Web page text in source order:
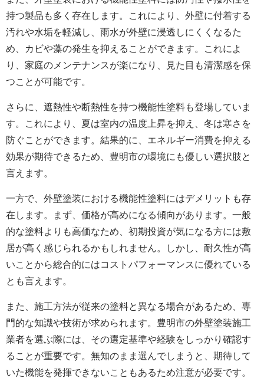
持つ製品も多く存在します。これにより、外壁に付着する
汚れや水垢を軽減し、雨水が外壁に浸透しにくくなるた
め、カビや藻の発生を抑えることができます。これによ
り、家庭のメンテナンスが楽になり、見た目も清潔感を保
つことが可能です。
さらに、遮熱性や断熱性を持つ機能性塗料も登場していま
す。これにより、夏は室内の温度上昇を抑え、冬は寒さを
防ぐことができます。結果的に、エネルギー消費を抑える
効果が期待できるため、豊明市の環境にも優しい選択肢と
言えます。
一方で、外壁塗装における機能性塗料にはデメリットも存
在します。まず、価格が高めになる傾向があります。一般
的な塗料よりも高価なため、初期投資が気になる方には敷
居が高く感じられるかもしれません。しかし、耐久性が高
いことから総合的にはコストパフォーマンスに優れている
とも言えます。
また、施工方法が従来の塗料と異なる場合があるため、専
門的な知識や技術が求められます。豊明市の外壁塗装施工
業者を選ぶ際には、その選定基準や経験をしっかり確認す
ることが重要です。無知のまま選んでしまうと、期待して
いた機能を発揮できないこともあるため注意が必要です。